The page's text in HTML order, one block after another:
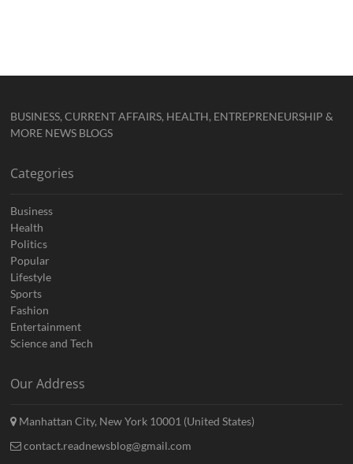
BUSINESS, CURRENT AFFAIRS, HEALTH, ENTREPRENEURSHIP &
MORE NEWS BLOGS
Categories
Business
Health
Politics
Popular
Lifestyle
Sports
Fashion
Entertainment
Science and Tech
Our Address
Manhattan City, New York 10001 (United States)
contact.readnewsblog@gmail.com